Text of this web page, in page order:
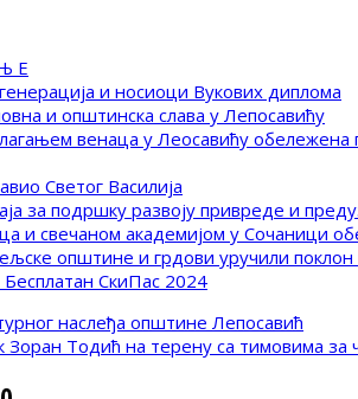
Е
и носиоци Вукових диплома
и општинска слава у Лепосавићу
венаца у Леосавићу
Светог Василија
за подршку развоју привреде и
и свечаном академијом у Сочаници
општине и грдови уручили
СкиПас 2024
Зоран Тодић на терену са тимовима за